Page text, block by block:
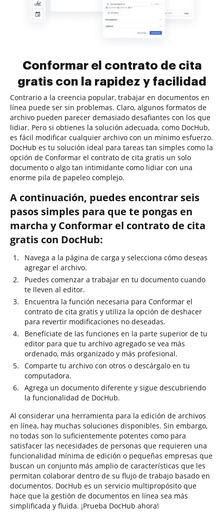
Conformar el contrato de cita
gratis con la rapidez y facilidad
Contrario a la creencia popular, trabajar en documentos en
línea puede ser sin problemas. Claro, algunos formatos de
archivo pueden parecer demasiado desafiantes con los que
lidiar. Pero si obtienes la solución adecuada, como DocHub,
es fácil modificar cualquier archivo con un mínimo esfuerzo.
DocHub es tu solución ideal para tareas tan simples como la
opción de Conformar el contrato de cita gratis un solo
documento o algo tan intimidante como lidiar con una
enorme pila de papeleo complejo.
A continuación, puedes encontrar seis
pasos simples para que te pongas en
marcha y Conformar el contrato de cita
gratis con DocHub:
Navega a la página de carga y selecciona cómo deseas
agregar el archivo.
Puedes comenzar a trabajar en tu documento cuando
te lleven al editor.
Encuentra la función necesaria para Conformar el
contrato de cita gratis y utiliza la opción de deshacer
para revertir modificaciones no deseadas.
Benefíciate de las funciones en la parte superior de tu
editor para que tu archivo agregado se vea más
ordenado, más organizado y más profesional.
Comparte tu archivo con otros o descárgalo en tu
computadora.
Agrega un documento diferente y sigue descubriendo
la funcionalidad de DocHub.
Al considerar una herramienta para la edición de archivos
en línea, hay muchas soluciones disponibles. Sin embargo,
no todas son lo suficientemente potentes como para
satisfacer las necesidades de personas que requieren una
funcionalidad mínima de edición o pequeñas empresas que
buscan un conjunto más amplio de características que les
permitan colaborar dentro de su flujo de trabajo basado en
documentos. DocHub es un servicio multipropósito que
hace que la gestión de documentos en línea sea más
simplificada y fluida. ¡Prueba DocHub ahora!